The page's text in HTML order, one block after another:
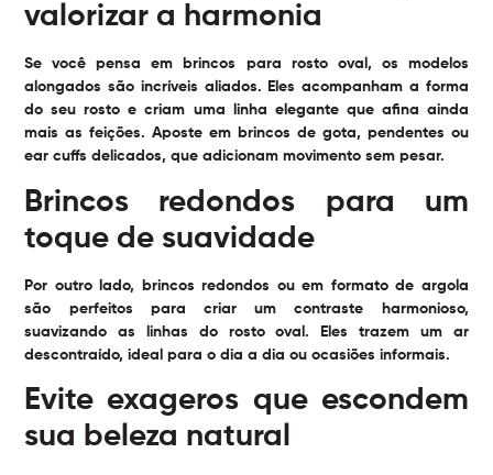
valorizar a harmonia
Se você pensa em brincos para rosto oval, os modelos
alongados são incríveis aliados. Eles acompanham a forma
do seu rosto e criam uma linha elegante que afina ainda
mais as feições. Aposte em brincos de gota, pendentes ou
ear cuffs delicados, que adicionam movimento sem pesar.
Brincos redondos para um
toque de suavidade
Por outro lado, brincos redondos ou em formato de argola
são perfeitos para criar um contraste harmonioso,
suavizando as linhas do rosto oval. Eles trazem um ar
descontraído, ideal para o dia a dia ou ocasiões informais.
Evite exageros que escondem
sua beleza natural